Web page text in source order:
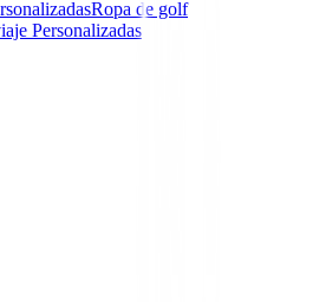
Ropa de golf
Personalizadas